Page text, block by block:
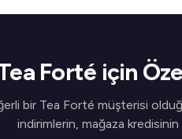
Forté için
bir Tea Forté müşterisi
indirimlerin, mağaza